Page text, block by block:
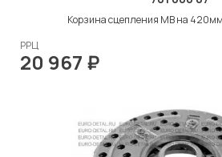
Корзина сцепления МВ на
РРЦ
20 967 ₽